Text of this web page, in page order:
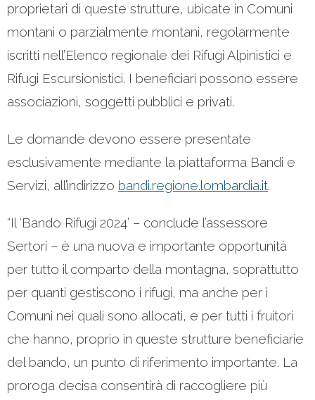
proprietari di queste strutture, ubicate in Comuni
montani o parzialmente montani, regolarmente
iscritti nell’Elenco regionale dei Rifugi Alpinistici e
Rifugi Escursionistici. I beneficiari possono essere
associazioni, soggetti pubblici e privati.
Le domande devono essere presentate
esclusivamente mediante la piattaforma Bandi e
Servizi, all’indirizzo bandi.regione.lombardia.it.
“Il ‘Bando Rifugi 2024’ – conclude l’assessore
Sertori – è una nuova e importante opportunità
per tutto il comparto della montagna, soprattutto
per quanti gestiscono i rifugi, ma anche per i
Comuni nei quali sono allocati, e per tutti i fruitori
che hanno, proprio in queste strutture beneficiarie
del bando, un punto di riferimento importante. La
proroga decisa consentirà di raccogliere più